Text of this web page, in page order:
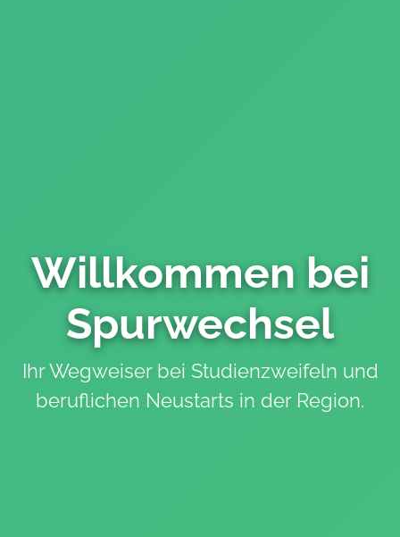
Willkommen bei
Spurwechsel
Ihr Wegweiser bei Studienzweifeln und
beruflichen Neustarts in der Region.